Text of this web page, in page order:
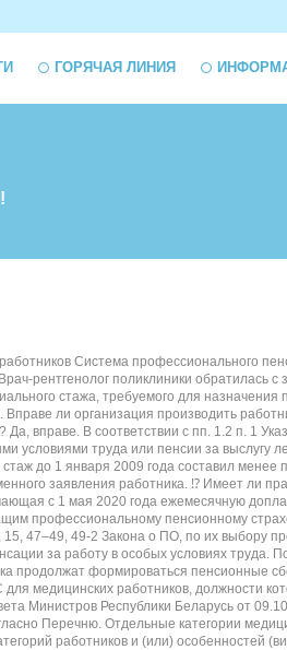
ГОРЯЧАЯ ЛИНИЯ
Система профессионального
рентгенолог поликлиники
стажа, требуемого для назначения
ли организация производить
вправе. В соответствии с пп. 1.2 п. 1
условиями труда или пенсии за
до 1 января 2009 года составил
заявления работника. ⁉ Имеет ли
с 1 мая 2020 года ежемесячную
профессиональному пенсионному
15, 47–49, 49-2 Закона о ПО, по их
за работу в особых условиях
продолжат формироваться пенсионные
медицинских работников, должности
Министров Республики Беларусь от
Перечню. Отдельные категории
работников и (или)